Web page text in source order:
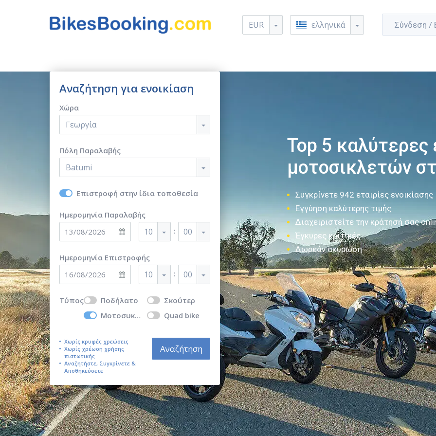
EUR ελληνικά Σύνδεση /
Αναζήτηση για ενοικίαση
Χώρα
Γεωργία
Πόλη Παραλαβής
Batumi
Επιστροφή στην ίδια τοποθεσία
Ημερομηνία Παραλαβής
10 : 00
Ημερομηνία Επιστροφής
10 : 00
Τύπος Ποδήλατο
Σκούτερ
Μοτοσυκλέτα
Quad bike
Χωρίς κρυφές χρεώσεις
Χωρίς χρέωση χρήσης
πιστωτικής
Αναζητήστε, Συγκρίνετε &
Αποθηκεύσετε
Αναζήτηση
Top 5 καλύτερες
μοτοσικλετών
Συγκρίνετε 942 εταιρίες ενοικίασης
Εγγύηση καλύτερης τιμής
Διαχειριστείτε την κράτησή σας
Έγκυρες κριτικές
Δωρεάν ακύρωση